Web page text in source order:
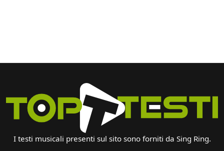
I testi musicali presenti sul sito sono forniti da Sing Ring.